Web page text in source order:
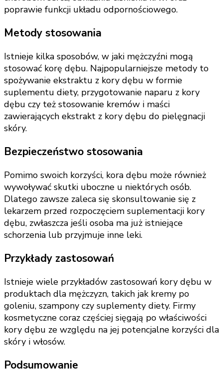
poprawie funkcji układu odpornościowego.
Metody stosowania
Istnieje kilka sposobów, w jaki mężczyźni mogą
stosować korę dębu. Najpopularniejsze metody to
spożywanie ekstraktu z kory dębu w formie
suplementu diety, przygotowanie naparu z kory
dębu czy też stosowanie kremów i maści
zawierających ekstrakt z kory dębu do pielęgnacji
skóry.
Bezpieczeństwo stosowania
Pomimo swoich korzyści, kora dębu może również
wywoływać skutki uboczne u niektórych osób.
Dlatego zawsze zaleca się skonsultowanie się z
lekarzem przed rozpoczęciem suplementacji kory
dębu, zwłaszcza jeśli osoba ma już istniejące
schorzenia lub przyjmuje inne leki.
Przykłady zastosowań
Istnieje wiele przykładów zastosowań kory dębu w
produktach dla mężczyzn, takich jak kremy po
goleniu, szampony czy suplementy diety. Firmy
kosmetyczne coraz częściej sięgają po właściwości
kory dębu ze względu na jej potencjalne korzyści dla
skóry i włosów.
Podsumowanie